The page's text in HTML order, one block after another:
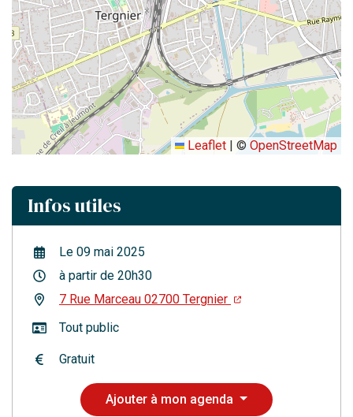
Leaflet | © OpenStreetMap
Infos utiles
Le 09 mai 2025
à partir de 20h30
7 Rue Marceau 02700 Tergnier
Tout public
Gratuit
Ajouter à mon agenda